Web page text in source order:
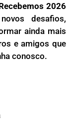
2026
desafios,
ainda mais
e amigos que
conosco.